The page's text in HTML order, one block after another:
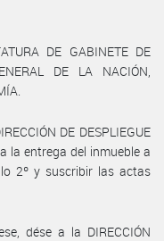
DE GABINETE DE
DE LA NACIÓN,
DE DESPLIEGUE
la entrega del inmueble a
2º y suscribir las actas
dése a la DIRECCIÓN